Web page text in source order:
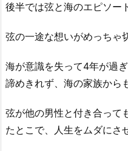
後半では弦と海のエピソー
弦の一途な想いがめっちゃ
海が意識を失って4年が過
諦めきれず、海の家族から
弦が他の男性と付き合って
たとこで、人生をムダにさ